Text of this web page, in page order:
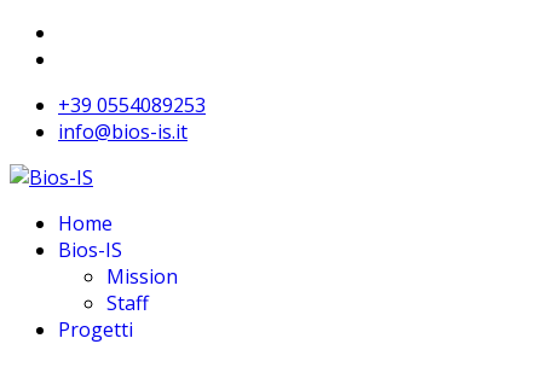
+39 0554089253
info@bios-is.it
Home
Bios-IS
Mission
Staff
Progetti